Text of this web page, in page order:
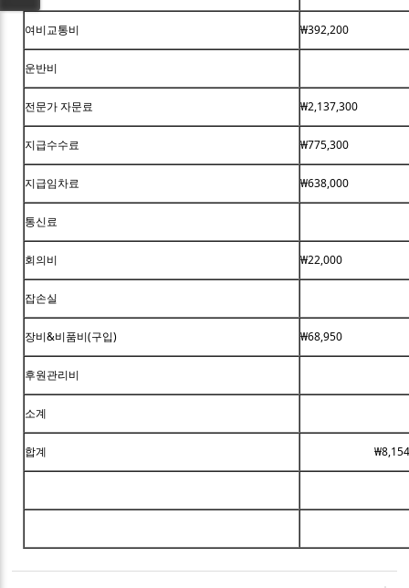
여비교통비 ₩392,200
운반비
전문가 자문료 ₩2,137,300
지급수수료 ₩775,300
지급임차료 ₩638,000
통신료
회의비 ₩22,000
잡손실
장비&비품비(구입) ₩68,950
후원관리비
소계
합계